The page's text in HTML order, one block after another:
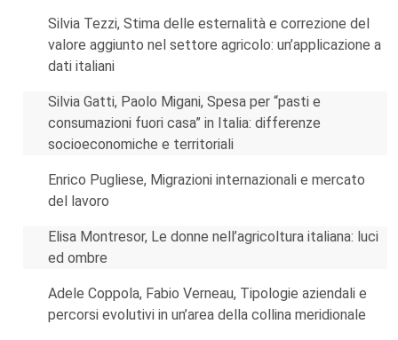
Silvia Tezzi, Stima delle esternalità e correzione del
valore aggiunto nel settore agricolo: un’applicazione a
dati italiani
Silvia Gatti, Paolo Migani, Spesa per “pasti e
consumazioni fuori casa” in Italia: differenze
socioeconomiche e territoriali
Enrico Pugliese, Migrazioni internazionali e mercato
del lavoro
Elisa Montresor, Le donne nell’agricoltura italiana: luci
ed ombre
Adele Coppola, Fabio Verneau, Tipologie aziendali e
percorsi evolutivi in un’area della collina meridionale